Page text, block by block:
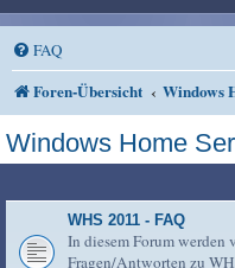
FAQ
Foren-Übersicht Windows
Windows Home
WHS 2011 - FAQ
In diesem Forum werden
Fragen/Antworten zu